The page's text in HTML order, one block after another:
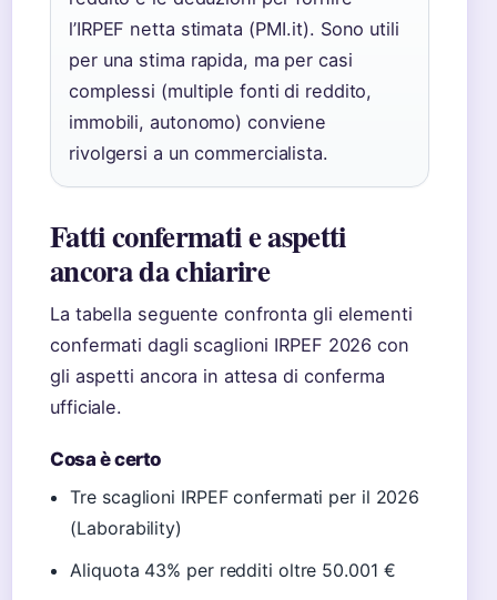
l’IRPEF netta stimata (PMI.it). Sono utili
per una stima rapida, ma per casi
complessi (multiple fonti di reddito,
immobili, autonomo) conviene
rivolgersi a un commercialista.
Fatti confermati e aspetti
ancora da chiarire
La tabella seguente confronta gli elementi
confermati dagli scaglioni IRPEF 2026 con
gli aspetti ancora in attesa di conferma
ufficiale.
Cosa è certo
Tre scaglioni IRPEF confermati per il 2026
(Laborability)
Aliquota 43% per redditi oltre 50.001 €